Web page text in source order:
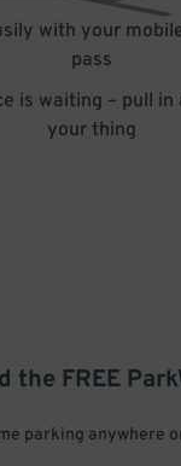
with your
pass
is waiting – pull in
your thing
the FREE
parking anywhere